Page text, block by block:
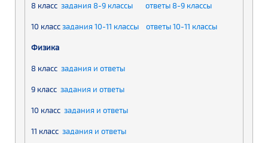
8 класс задания 8-9 классы ответы 8-9 классы
10 классзадания 10-11 классы ответы 10-11 классы
Физика
8 класс задания и ответы
9 класс задания и ответы
10 класс задания и ответы
11 класс задания и ответы